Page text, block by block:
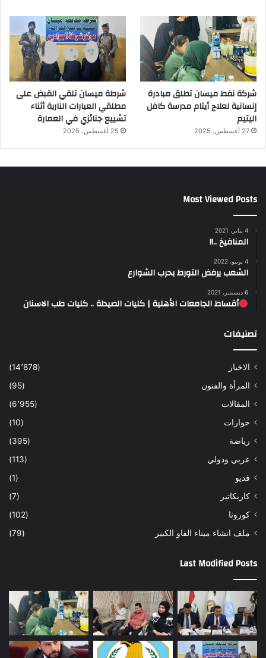
شركة نفط ميسان تطلق مبادرة
إنسانية لعلاج أيتام مدرسة كافل
اليتيم
27 أغسطس، 2025
شرطة ميسان تلقي القبض على
مطلقي العيارات النارية أثناء
تشييع جنائزي في العمارة
25 أغسطس، 2025
Most Viewed Posts
4 يناير، 2021
المنافيخ ..!!
4 يونيو، 2022
الشعب يرفض التورط بحرب الشوارع
6 ديسمبر، 2021
أقساط الجامعات الأهلية | كليات الصيدلة .. كليات طب الاسنان
تصنيفات
الاخبار
(14٬878)
المرأة والفنون
(95)
المقالات
(6٬955)
حوارات
(10)
رياضة
(395)
عربي ودولي
(113)
فديو
(1)
كاريكاتير
(7)
كورونا
(102)
ملف انشاء ميناء الفاو الكبير
(79)
Last Modified Posts